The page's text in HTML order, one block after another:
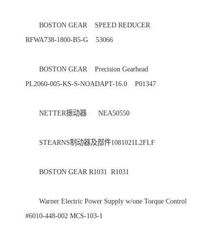
BOSTON GEAR    SPEED REDUCER
RFWA738-1800-B5-G    53066
BOSTON GEAR    Precision Gearhead
PL2060-005-KS-S-NOADAPT-16.0    P01347
NETTER振动器      NEA50550
STEARNS制动器及部件1081021L2FLF
BOSTON GEAR R1031  R1031
Warner Electric Power Supply w/one Torque Control
#6010-448-002 MCS-103-1